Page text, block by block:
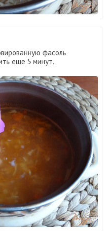
фасоль
еще 5 минут.